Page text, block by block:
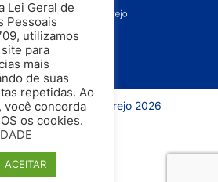
reservados | InfoVarejo 2026
Lei Geral de
Pessoais
utilizamos
para
mais
de suas
repetidas. Ao
você concorda
os cookies.
ACEITAR